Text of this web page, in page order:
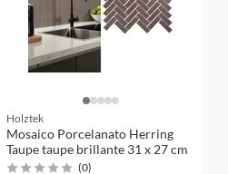
Holztek
Mosaico Porcelanato Herring
Taupe taupe brillante 31 x 27 cm
(0)